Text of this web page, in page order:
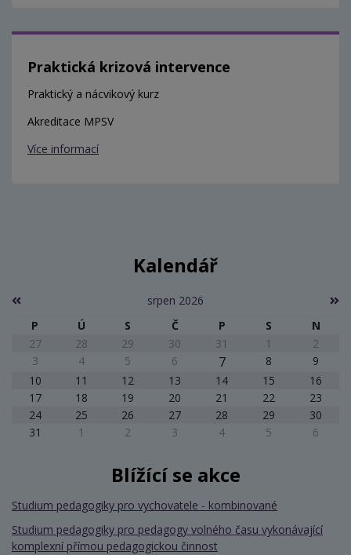
Praktická krizová intervence
Praktický a nácvikový kurz
Akreditace MPSV
Více informací
Kalendář
srpen 2026
P
Ú S Č P S
N
27
28 29 30 31 1
2
3
4 5 6 7 8
9
10
11 12 13 14 15
16
17
18 19 20 21 22
23
24
25 26 27 28 29
30
31
1 2 3 4 5 6
Blížící se akce
Studium pedagogiky pro vychovatele - kombinované
Studium pedagogiky pro pedagogy volného času vykonávající
komplexní přímou pedagogickou činnost